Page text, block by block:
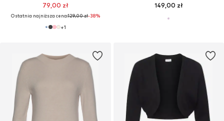
79,00 zł
Ostatnia najniższa cena:129,00 zł-38%
+1
149,00 zł